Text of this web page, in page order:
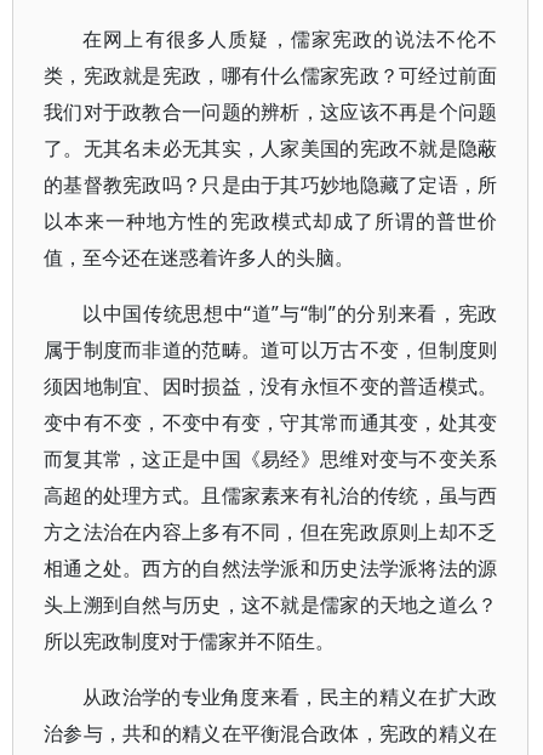
在网上有很多人质疑，儒家宪政的说法不伦不
类，宪政就是宪政，哪有什么儒家宪政？可经过前面
我们对于政教合一问题的辨析，这应该不再是个问题
了。无其名未必无其实，人家美国的宪政不就是隐蔽
的基督教宪政吗？只是由于其巧妙地隐藏了定语，所
以本来一种地方性的宪政模式却成了所谓的普世价
值，至今还在迷惑着许多人的头脑。
以中国传统思想中“道”与“制”的分别来看，宪政
属于制度而非道的范畴。道可以万古不变，但制度则
须因地制宜、因时损益，没有永恒不变的普适模式。
变中有不变，不变中有变，守其常而通其变，处其变
而复其常，这正是中国《易经》思维对变与不变关系
高超的处理方式。且儒家素来有礼治的传统，虽与西
方之法治在内容上多有不同，但在宪政原则上却不乏
相通之处。西方的自然法学派和历史法学派将法的源
头上溯到自然与历史，这不就是儒家的天地之道么？
所以宪政制度对于儒家并不陌生。
从政治学的专业角度来看，民主的精义在扩大政
治参与，共和的精义在平衡混合政体，宪政的精义在